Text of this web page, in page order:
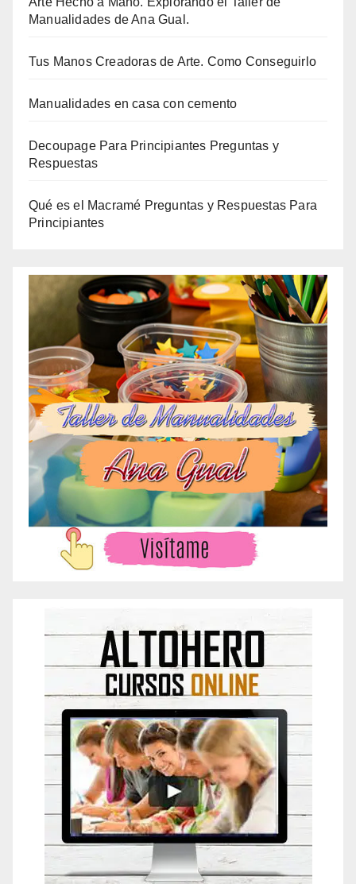
Manualidades de Ana Gual.
Tus Manos Creadoras de Arte. Como Conseguirlo
Manualidades en casa con cemento
Decoupage Para Principiantes Preguntas y
Respuestas
Qué es el Macramé Preguntas y Respuestas Para
Principiantes